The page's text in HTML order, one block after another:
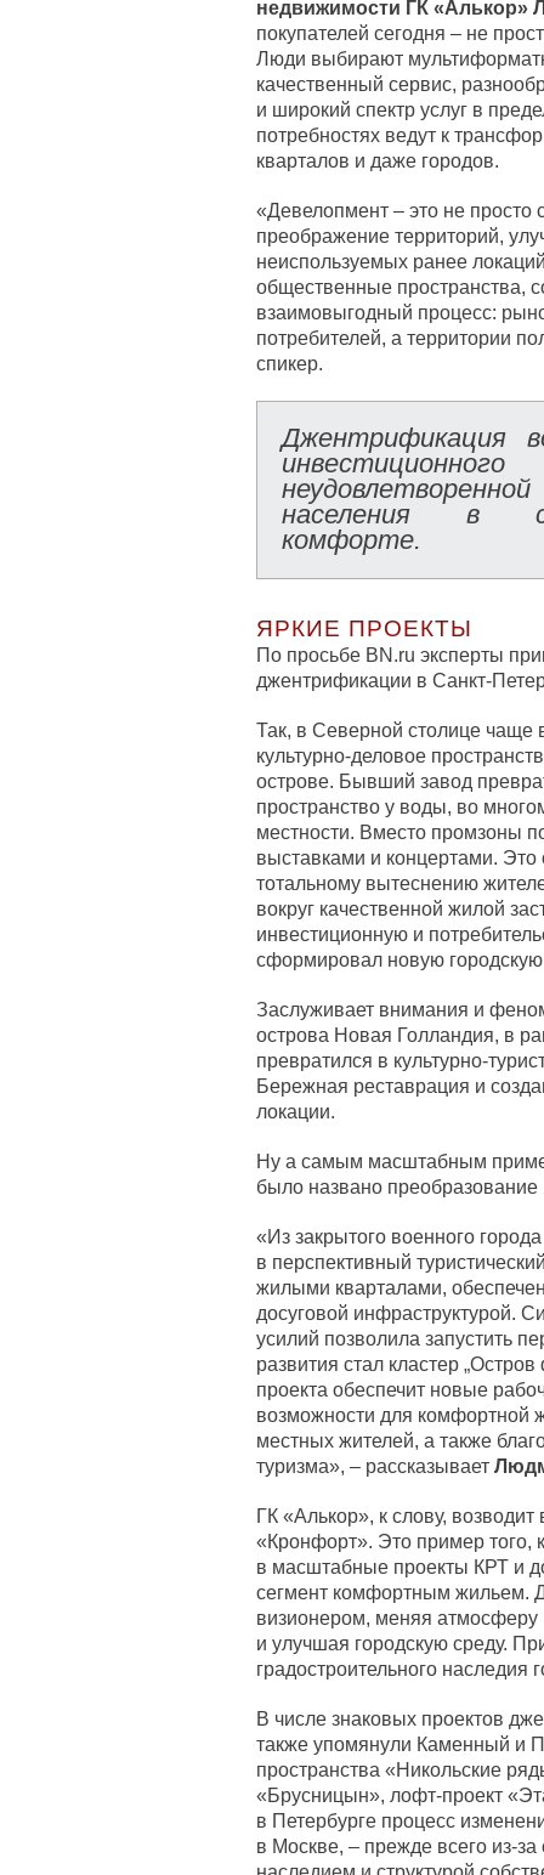
недвижимости ГК «Алькор»
покупателей сегодня – не
Люди выбирают
качественный сервис,
и широкий спектр услуг в
потребностях ведут к
кварталов и даже городов.
«Девелопмент – это не просто
преображение территорий,
неиспользуемых ранее
общественные пространства,
взаимовыгодный процесс:
потребителей, а территории
спикер.
Джентрификация
населения в
комфорте.
ЯРКИЕ ПРОЕКТЫ
По просьбе BN.ru эксперты
джентрификации в Санкт-
Так, в Северной столице чаще
культурно-деловое
острове. Бывший завод
пространство у воды, во
местности. Вместо промзоны
выставками и концертами.
тотальному вытеснению
вокруг качественной жилой
инвестиционную и
сформировал новую городскую
Заслуживает внимания и
острова Новая Голландия, в
превратился в культурно-
Бережная реставрация и
локации.
Ну а самым масштабным
было названо
«Из закрытого военного
в перспективный
жилыми кварталами,
досуговой инфраструктурой.
усилий позволила запустить
развития стал кластер
проекта обеспечит новые
возможности для комфортной
местных жителей, а также
туризма», – рассказывает
ГК «Алькор», к слову,
«Кронфорт». Это пример того,
в масштабные проекты КРТ и
сегмент комфортным жильем.
визионером, меняя атмосферу
и улучшая городскую среду.
градостроительного наследия
В числе знаковых проектов
также упомянули Каменный и
пространства «Никольские
«Брусницын», лофт-проект
в Петербурге процесс
в Москве, – прежде всего из-